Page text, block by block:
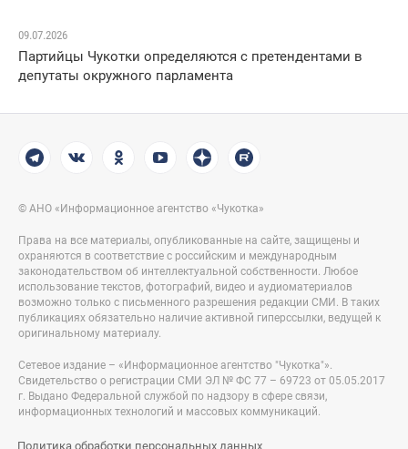
09.07.2026
Партийцы Чукотки определяются с претендентами в
депутаты окружного парламента
© АНО «Информационное агентство «Чукотка»
Права на все материалы, опубликованные на сайте, защищены и
охраняются в соответствие с российским и международным
законодательством об интеллектуальной собственности. Любое
использование текстов, фотографий, видео и аудиоматериалов
возможно только с письменного разрешения редакции СМИ. В таких
публикациях обязательно наличие активной гиперссылки, ведущей к
оригинальному материалу.
Сетевое издание – «Информационное агентство "Чукотка"».
Свидетельство о регистрации СМИ ЭЛ № ФС 77 – 69723 от 05.05.2017
г. Выдано Федеральной службой по надзору в сфере связи,
информационных технологий и массовых коммуникаций.
Политика обработки персональных данных